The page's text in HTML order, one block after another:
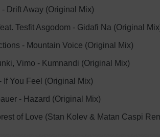
- Drift Away (Original Mix)
Tesfit Asgodom - Gidafi Na (Original
- Mountain Voice (Original Mix)
Vimo - Kumnandi (Original Mix)
If You Feel (Original Mix)
- Hazard (Original Mix)
of Love (Stan Kolev & Matan Caspi